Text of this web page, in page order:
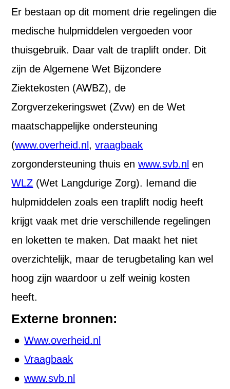
Er bestaan op dit moment drie regelingen die
medische hulpmiddelen vergoeden voor
thuisgebruik. Daar valt de traplift onder. Dit
zijn de Algemene Wet Bijzondere
Ziektekosten (AWBZ), de
Zorgverzekeringswet (Zvw) en de Wet
maatschappelijke ondersteuning
(www.overheid.nl ,vraagbaak
zorgondersteuning thuis enwww.svb.nl en
WLZ (Wet Langdurige Zorg). Iemand die
hulpmiddelen zoals een traplift nodig heeft
krijgt vaak met drie verschillende regelingen
en loketten te maken. Dat maakt het niet
overzichtelijk, maar de terugbetaling kan wel
hoog zijn waardoor u zelf weinig kosten
heeft.
Externe bronnen:
Www.overheid.nl
Vraagbaak
www.svb.nl